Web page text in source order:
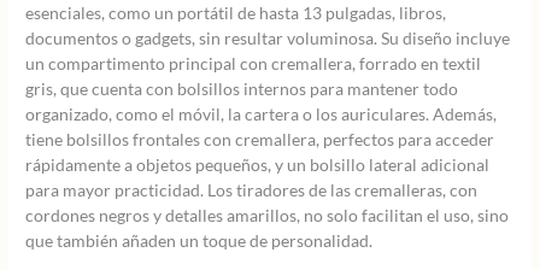
esenciales, como un portátil de hasta 13 pulgadas, libros,
documentos o gadgets, sin resultar voluminosa. Su diseño incluye
un compartimento principal con cremallera, forrado en textil
gris, que cuenta con bolsillos internos para mantener todo
organizado, como el móvil, la cartera o los auriculares. Además,
tiene bolsillos frontales con cremallera, perfectos para acceder
rápidamente a objetos pequeños, y un bolsillo lateral adicional
para mayor practicidad. Los tiradores de las cremalleras, con
cordones negros y detalles amarillos, no solo facilitan el uso, sino
que también añaden un toque de personalidad.